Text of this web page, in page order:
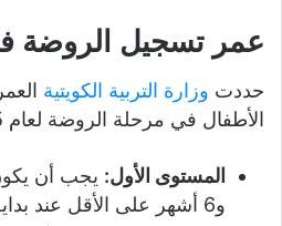
عمر تسجيل الروضة
حددت وزارة التربية الكويتية
الأطفال في مرحلة الروضة لعام 2025 على النحو التالي:
المستوى الأول:
و6 أشهر على الأقل عند بداية العام الدراسي.